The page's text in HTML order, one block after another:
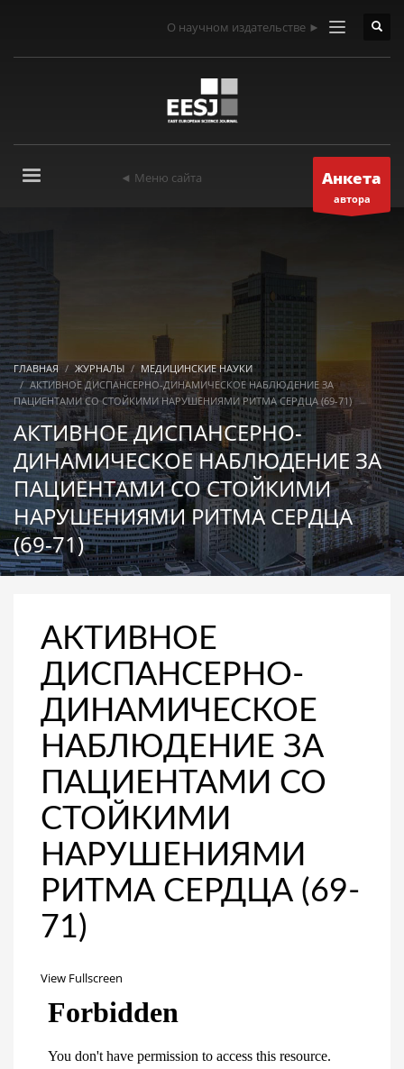
О научном издательстве ►
◄ Меню сайта Анкета
автора
ГЛАВНАЯ ЖУРНАЛЫ
МЕДИЦИНСКИЕ НАУКИ
АКТИВНОЕ ДИСПАНСЕРНО-ДИНАМИЧЕСКОЕ НАБЛЮДЕНИЕ ЗА
ПАЦИЕНТАМИ СО СТОЙКИМИ НАРУШЕНИЯМИ РИТМА СЕРДЦА (69-71)
АКТИВНОЕ ДИСПАНСЕРНО-
ДИНАМИЧЕСКОЕ НАБЛЮДЕНИЕ ЗА
ПАЦИЕНТАМИ СО СТОЙКИМИ
НАРУШЕНИЯМИ РИТМА СЕРДЦА
(69-71)
АКТИВНОЕ
ДИСПАНСЕРНО-
ДИНАМИЧЕСКОЕ
НАБЛЮДЕНИЕ ЗА
ПАЦИЕНТАМИ СО
СТОЙКИМИ
НАРУШЕНИЯМИ
РИТМА СЕРДЦА (69-
71)
View Fullscreen
PDF